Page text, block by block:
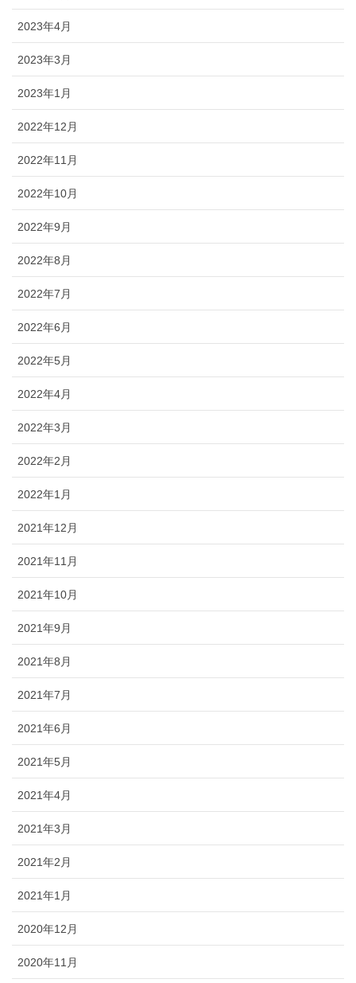
2023年4月
2023年3月
2023年1月
2022年12月
2022年11月
2022年10月
2022年9月
2022年8月
2022年7月
2022年6月
2022年5月
2022年4月
2022年3月
2022年2月
2022年1月
2021年12月
2021年11月
2021年10月
2021年9月
2021年8月
2021年7月
2021年6月
2021年5月
2021年4月
2021年3月
2021年2月
2021年1月
2020年12月
2020年11月